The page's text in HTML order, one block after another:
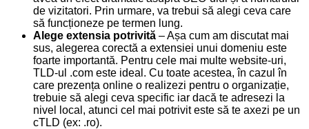
de vizitatori. Prin urmare, va trebui să alegi ceva care
să funcționeze pe termen lung.
Alege extensia potrivită – Așa cum am discutat mai
sus, alegerea corectă a extensiei unui domeniu este
foarte importantă. Pentru cele mai multe website-uri,
TLD-ul .com este ideal. Cu toate acestea, în cazul în
care prezența online o realizezi pentru o organizație,
trebuie să alegi ceva specific iar dacă te adresezi la
nivel local, atunci cel mai potrivit este să te axezi pe un
cTLD (ex: .ro).